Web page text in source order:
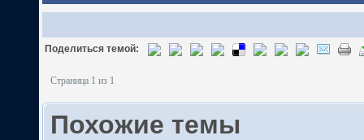
Поделиться темой:
Страница 1 из 1
Похожие темы